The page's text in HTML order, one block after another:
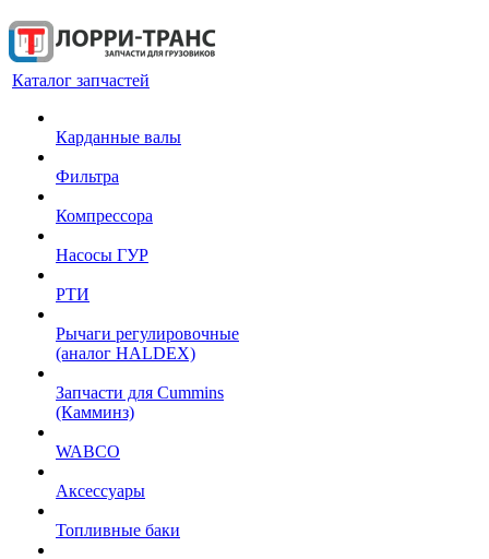
Каталог запчастей
Карданные валы
Фильтра
Компрессора
Насосы ГУР
РТИ
Рычаги регулировочные
(аналог HALDEX)
Запчасти для Cummins
(Камминз)
WABCO
Аксессуары
Топливные баки